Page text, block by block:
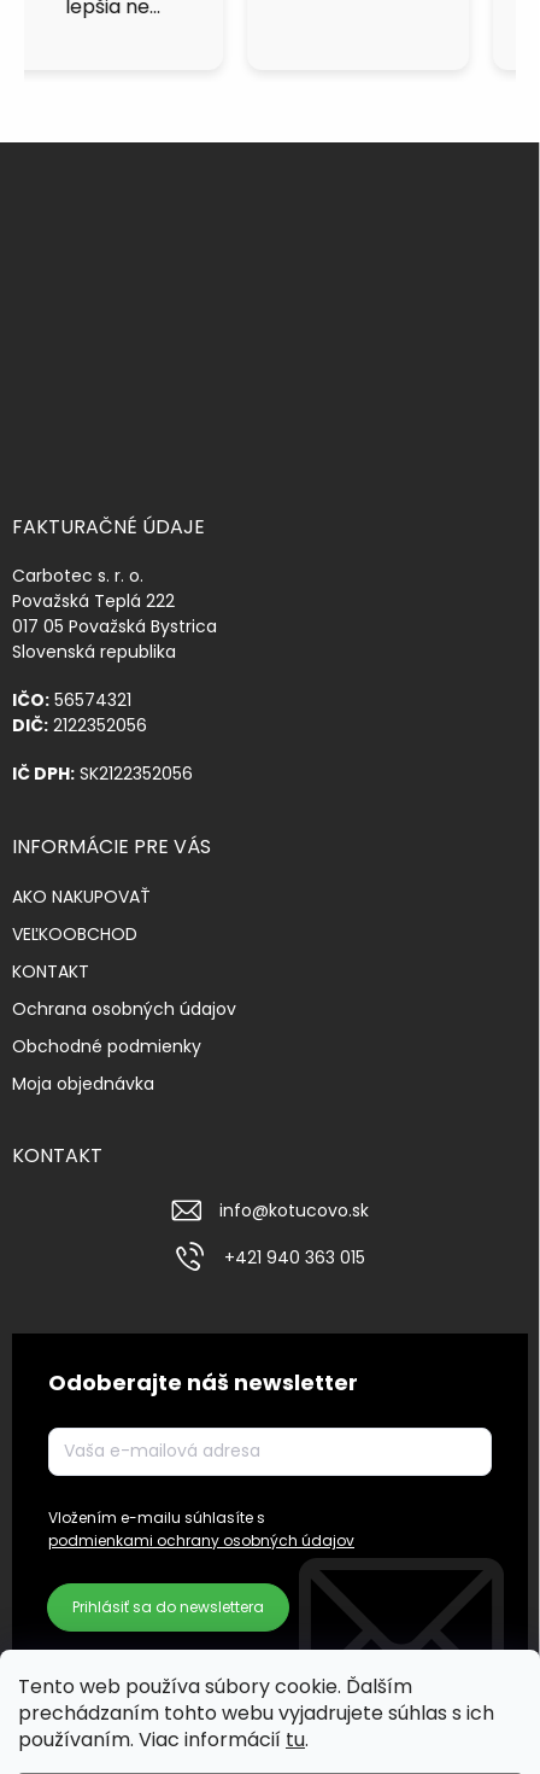
Tento web používa súbory cookie. Ďalším
prechádzaním tohto webu vyjadrujete súhlas s ich
používaním. Viac informácií tu.
Z
FAKTURAČNÉ ÚDAJE
Carbotec s. r. o.
Považská Teplá 222
017 05 Považská Bystrica
Slovenská republika
IČO: 56574321
DIČ: 2122352056
IČ DPH: SK2122352056
INFORMÁCIE PRE VÁS
AKO NAKUPOVAŤ
VEĽKOOBCHOD
KONTAKT
Ochrana osobných údajov
Obchodné podmienky
Moja objednávka
KONTAKT
info@kotucovo.sk
+421 940 363 015
Odoberajte náš newsletter
Vložením e-mailu súhlasíte s
podmienkami ochrany osobných údajov
Prihlásiť sa do newslettera